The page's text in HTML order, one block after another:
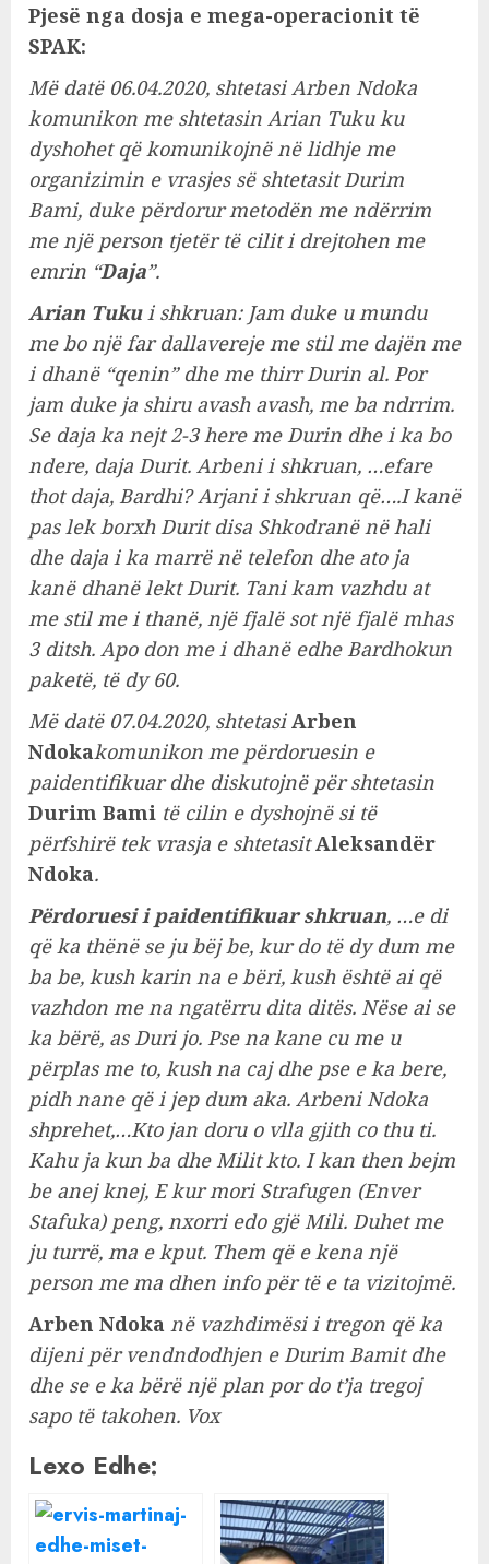
Pjesë nga dosja e mega-operacionit të
SPAK:
Më datë 06.04.2020, shtetasi Arben Ndoka
komunikon me shtetasin Arian Tuku ku
dyshohet që komunikojnë në lidhje me
organizimin e vrasjes së shtetasit Durim
Bami, duke përdorur metodën me ndërrim
me një person tjetër të cilit i drejtohen me
emrin “Daja”.
Arian Tukui shkruan: Jam duke u mundu
me bo një far dallavereje me stil me dajën me
i dhanë “qenin” dhe me thirr Durin al. Por
jam duke ja shiru avash avash, me ba ndrrim.
Se daja ka nejt 2-3 here me Durin dhe i ka bo
ndere, daja Durit. Arbeni i shkruan, …efare
thot daja, Bardhi? Arjani i shkruan që….I kanë
pas lek borxh Durit disa Shkodranë në hali
dhe daja i ka marrë në telefon dhe ato ja
kanë dhanë lekt Durit. Tani kam vazhdu at
me stil me i thanë, një fjalë sot një fjalë mhas
3 ditsh. Apo don me i dhanë edhe Bardhokun
paketë, të dy 60.
Më datë 07.04.2020, shtetasiArben
Ndokakomunikon me përdoruesin e
paidentifikuar dhe diskutojnë për shtetasin
Durim Bami të cilin e dyshojnë si të
përfshirë tek vrasja e shtetasitAleksandër
Ndoka.
Përdoruesi i paidentifikuar shkruan, …e di
që ka thënë se ju bëj be, kur do të dy dum me
ba be, kush karin na e bëri, kush është ai që
vazhdon me na ngatërru dita ditës. Nëse ai se
ka bërë, as Duri jo. Pse na kane cu me u
përplas me to, kush na caj dhe pse e ka bere,
pidh nane që i jep dum aka. Arbeni Ndoka
shprehet,…Kto jan doru o vlla gjith co thu ti.
Kahu ja kun ba dhe Milit kto. I kan then bejm
be anej knej, E kur mori Strafugen (Enver
Stafuka) peng, nxorri edo gjë Mili. Duhet me
ju turrë, ma e kput. Them që e kena një
person me ma dhen info për të e ta vizitojmë.
Arben Ndoka në vazhdimësi i tregon që ka
dijeni për vendndodhjen e Durim Bamit dhe
dhe se e ka bërë një plan por do t’ja tregoj
sapo të takohen. Vox
Lexo Edhe: